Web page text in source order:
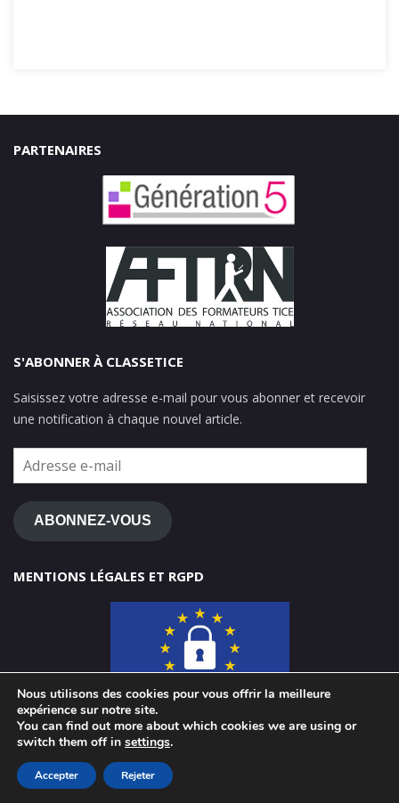
PARTENAIRES
S'ABONNER À CLASSETICE
Saisissez votre adresse e-mail pour vous abonner et recevoir
une notification à chaque nouvel article.
Adresse
e-
mail
ABONNEZ-VOUS
MENTIONS LÉGALES ET RGPD
© 2026 ClasseTICE 1d
Powered by WordPress
Nous utilisons des cookies pour vous offrir la meilleure
expérience sur notre site.
You can find out more about which cookies we are using or
switch them off in settings.
Accepter Rejeter